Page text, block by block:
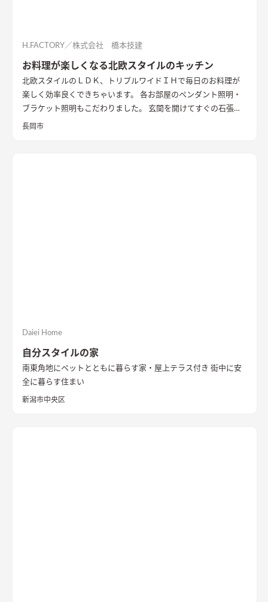
H.FACTORY／株式会社 橋本技建
お料理が楽しくなる北欧スタイルのキッチン
北欧スタイルのＬＤＫ、トリプルワイドＩＨで毎日のお料理が
楽しく効率良くできちゃいます。 各お部屋のペンダント照明・
ブラケット照明もこだわりました。 玄関を開けてすぐの石張り
壁も目をひきます
長岡市
Daiei Home
自分スタイルの家
南東角地にペットとともに暮らす家・屋上テラス付き 街中に安
全に暮らす住まい
新潟市中央区